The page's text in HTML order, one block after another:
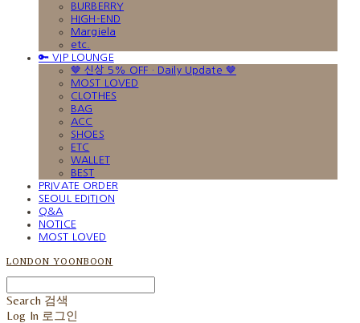
BURBERRY
HIGH-END
Margiela
etc.
🔑 VIP LOUNGE
🤎 신상 5% OFF · Daily Update 🤎
MOST LOVED
CLOTHES
BAG
ACC
SHOES
ETC
WALLET
BEST
PRIVATE ORDER
SEOUL EDITION
Q&A
NOTICE
MOST LOVED
LONDON YOONBOON
Search 검색
Log In 로그인